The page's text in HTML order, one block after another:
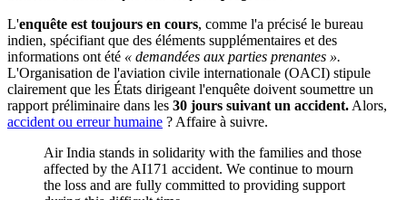
L'enquête est toujours en cours, comme l'a précisé le bureau
indien, spécifiant que des éléments supplémentaires et des
informations ont été « demandées aux parties prenantes ».
L'Organisation de l'aviation civile internationale (OACI) stipule
clairement que les États dirigeant l'enquête doivent soumettre un
rapport préliminaire dans les 30 jours suivant un accident. Alors,
accident ou erreur humaine ? Affaire à suivre.
Air India stands in solidarity with the families and those
affected by the AI171 accident. We continue to mourn
the loss and are fully committed to providing support